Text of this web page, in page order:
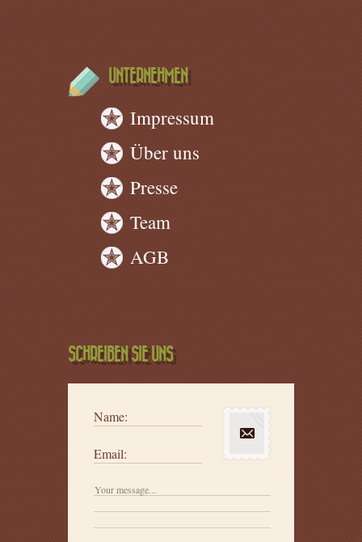
UNTERNEHMEN
Impressum
Über uns
Presse
Team
AGB
SCHREIBEN SIE UNS
Name:
Email: